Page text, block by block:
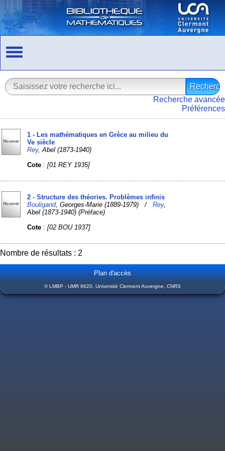
Recherche avancée
Préférences
1 - Les mathématiques en Grèce au milieu du
Ve siècle
Rey, Abel (1873-1940)
Cote :[01 REY 1935]
2 - Structure des théories. Problèmes infinis
Bouligand, Georges-Marie (1889-1979) /Rey,
Abel (1873-1940) (Préface)
Cote :[02 BOU 1937]
Nombre de résultats : 2
Plan d'accès
© LMBP - UMR 6620, Université Clermont Auvergne, CNRS